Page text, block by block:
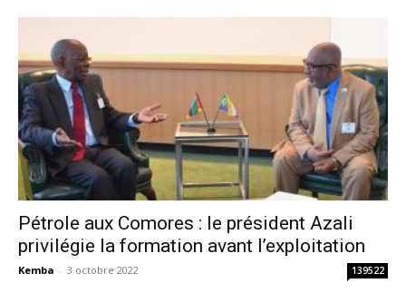
Pétrole aux Comores : le président Azali
privilégie la formation avant l’exploitation
Kemba - 3 octobre 2022 139522